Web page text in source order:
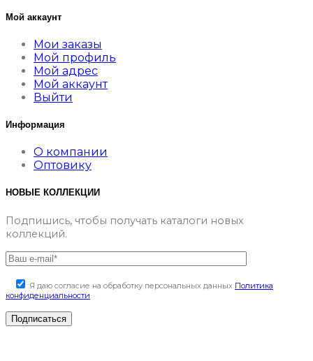
Мой аккаунт
Мои заказы
Мой профиль
Мой адрес
Мой аккаунт
Выйти
Информация
О компании
Оптовику
НОВЫЕ КОЛЛЕКЦИИ
Подпишись, чтобы получать каталоги новых
коллекций.
Я даю согласие на обработку персональных данных Политика
конфиденциальности